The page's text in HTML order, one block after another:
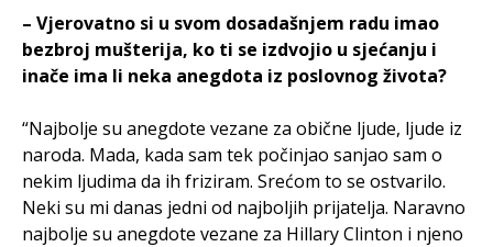
– Vjerovatno si u svom dosadašnjem radu imao
bezbroj mušterija, ko ti se izdvojio u sjećanju i
inače ima li neka anegdota iz poslovnog života?
“Najbolje su anegdote vezane za obične ljude, ljude iz
naroda. Mada, kada sam tek počinjao sanjao sam o
nekim ljudima da ih friziram. Srećom to se ostvarilo.
Neki su mi danas jedni od najboljih prijatelja. Naravno
najbolje su anegdote vezane za Hillary Clinton i njeno